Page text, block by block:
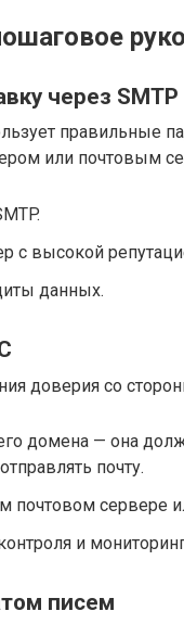
через SMTP
правильные
или почтовым
с высокой
данных.
доверия со
домена — она
почту.
почтовом сервере
и
писем